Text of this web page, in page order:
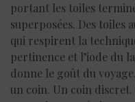
portant les toiles
superposées. Des toiles
qui respirent la
pertinence et l’iode du
donne le goût du
un coin. Un coin